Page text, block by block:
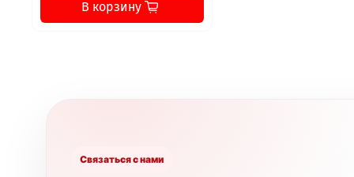
В корзину
Связаться с нами